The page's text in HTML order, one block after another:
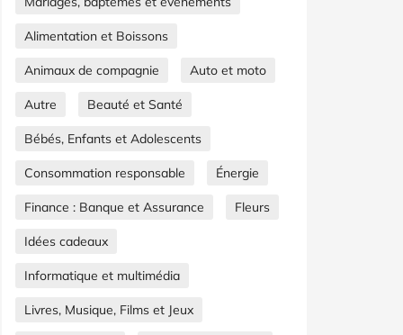
plein air Énergie
Mariages, baptêmes et événements
Alimentation et Boissons
Animaux de compagnie Auto et moto
Autre Beauté et Santé
Bébés, Enfants et Adolescents
Consommation responsable Énergie
Finance : Banque et Assurance Fleurs
Idées cadeaux
Informatique et multimédia
Livres, Musique, Films et Jeux